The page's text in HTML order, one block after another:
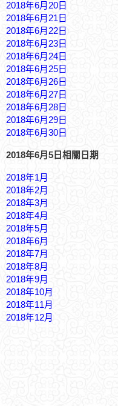
2018年6月20日
2018年6月21日
2018年6月22日
2018年6月23日
2018年6月24日
2018年6月25日
2018年6月26日
2018年6月27日
2018年6月28日
2018年6月29日
2018年6月30日
2018年6月5日相關日期
2018年1月
2018年2月
2018年3月
2018年4月
2018年5月
2018年6月
2018年7月
2018年8月
2018年9月
2018年10月
2018年11月
2018年12月